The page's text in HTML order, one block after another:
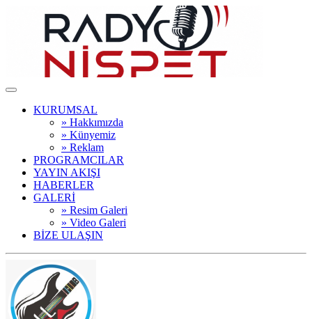
KURUMSAL
» Hakkımızda
» Künyemiz
» Reklam
PROGRAMCILAR
YAYIN AKIŞI
HABERLER
GALERİ
» Resim Galeri
» Video Galeri
BİZE ULAŞIN